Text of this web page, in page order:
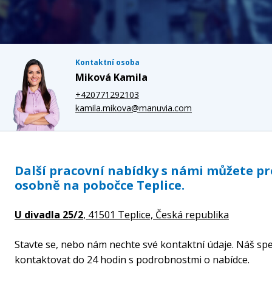
Kontaktní osoba
Miková Kamila
+420771292103
kamila.mikova@manuvia.com
Další pracovní nabídky s námi můžete
osobně na pobočce Teplice.
U divadla 25/2, 41501 Teplice, Česká republika
Stavte se, nebo nám nechte své kontaktní údaje. Náš
kontaktovat do 24 hodin s podrobnostmi o nabídce.